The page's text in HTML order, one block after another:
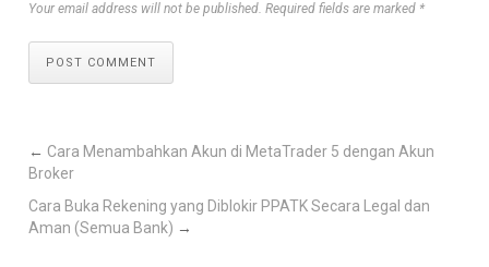
Your email address will not be published. Required fields are marked *
POST COMMENT
← Cara Menambahkan Akun di MetaTrader 5 dengan Akun
Broker
Cara Buka Rekening yang Diblokir PPATK Secara Legal dan
Aman (Semua Bank) →